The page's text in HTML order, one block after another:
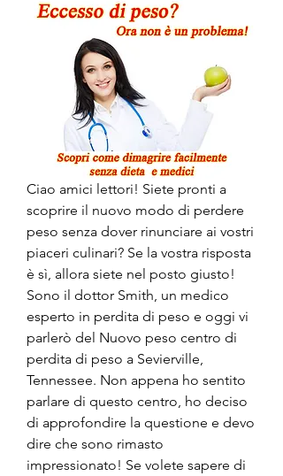
Ciao amici lettori! Siete pronti a
scoprire il nuovo modo di perdere
peso senza dover rinunciare ai vostri
piaceri culinari? Se la vostra risposta
è sì, allora siete nel posto giusto!
Sono il dottor Smith, un medico
esperto in perdita di peso e oggi vi
parlerò del Nuovo peso centro di
perdita di peso a Sevierville,
Tennessee. Non appena ho sentito
parlare di questo centro, ho deciso
di approfondire la questione e devo
dire che sono rimasto
impressionato! Se volete sapere di